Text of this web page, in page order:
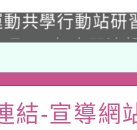
果公告(無人
共學行動站研
115年度閱讀
動專業研習
素養講師名單
容與教學軟體
結-宣導網